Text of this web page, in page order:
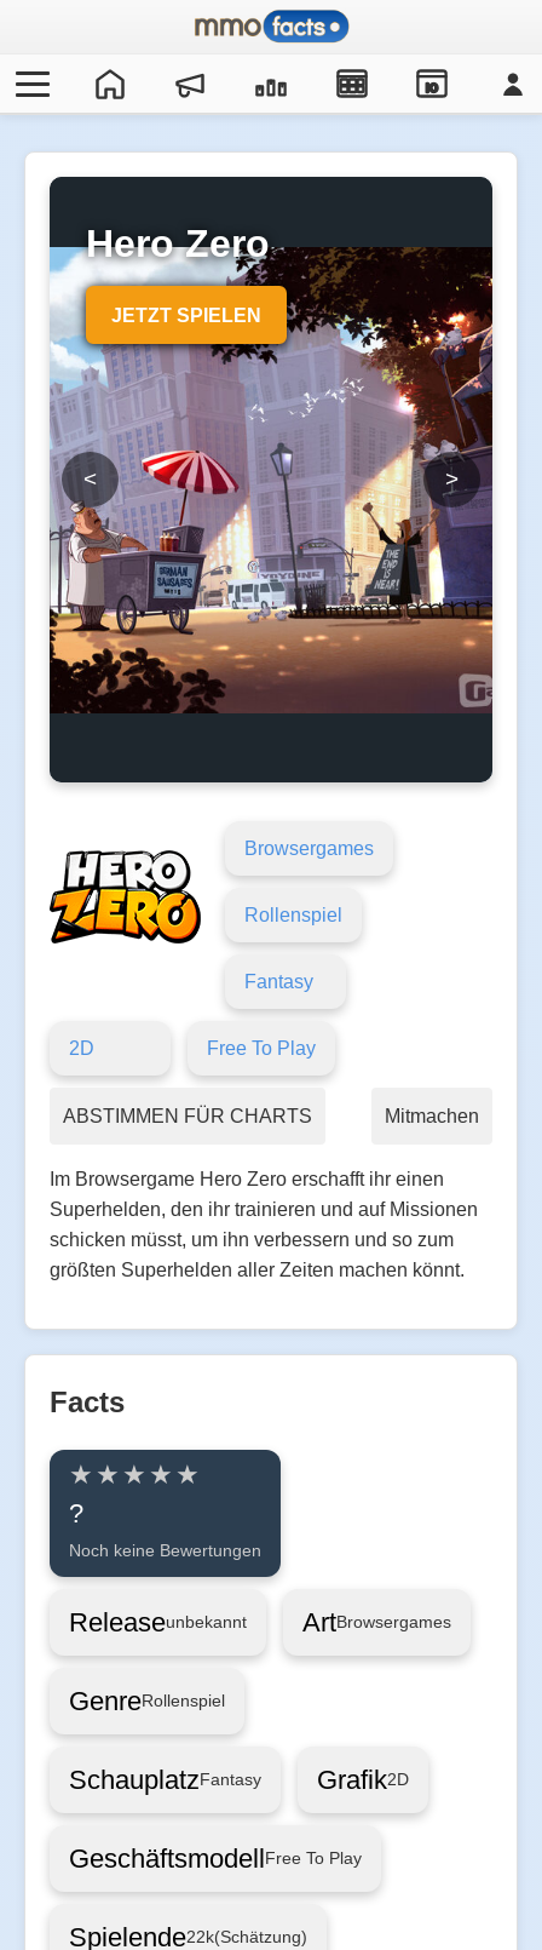
IO
Hero Zero
JETZT SPIELEN
< >
Browsergames
Rollenspiel
Fantasy
2D Free To Play
ABSTIMMEN FÜR CHARTS Mitmachen
Im Browsergame Hero Zero erschafft ihr einen
Superhelden, den ihr trainieren und auf Missionen
schicken müsst, um ihn verbessern und so zum
größten Superhelden aller Zeiten machen könnt.
Facts
?
Noch keine Bewertungen
Releaseunbekannt ArtBrowsergames
GenreRollenspiel
SchauplatzFantasy Grafik2D
GeschäftsmodellFree To Play
Spielende22k(Schätzung)